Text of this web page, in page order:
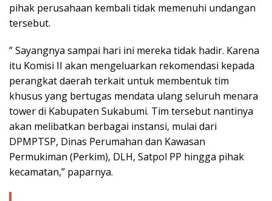
pihak perusahaan kembali tidak memenuhi undangan
tersebut.
” Sayangnya sampai hari ini mereka tidak hadir. Karena
itu Komisi II akan mengeluarkan rekomendasi kepada
perangkat daerah terkait untuk membentuk tim
khusus yang bertugas mendata ulang seluruh menara
tower di Kabupaten Sukabumi. Tim tersebut nantinya
akan melibatkan berbagai instansi, mulai dari
DPMPTSP, Dinas Perumahan dan Kawasan
Permukiman (Perkim), DLH, Satpol PP hingga pihak
kecamatan,” paparnya.